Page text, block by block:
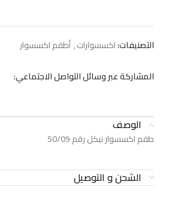
التصنيفات:اكسسوارات,أطقم اكسسوار
المشاركة عبر وسائل التواصل الاجتماعي:
الوصف
طقم اكسسوار نيكل رقم 50/09
الشحن و التوصيل